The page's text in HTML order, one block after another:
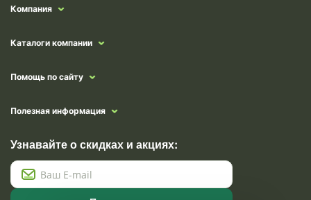
Компания
Каталоги компании
Помощь по сайту
Полезная информация
Узнавайте о скидках и акциях: